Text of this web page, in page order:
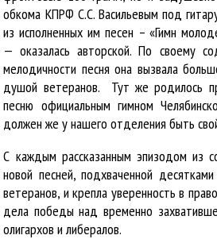
обкома КПРФ С.С. Васильевым под
из исполненных им песен – «Гимн
— оказалась авторской. По своему
мелодичности песня она вызвала
душой ветеранов. Тут же родилось
песню официальным гимном
должен же у нашего отделения быть
С каждым рассказанным эпизодом из
новой песней, подхваченной
ветеранов, и крепла уверенность в
дела победы над временно
олигархов и либералов.